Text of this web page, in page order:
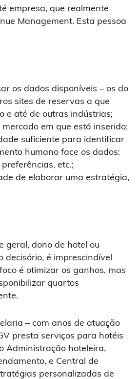
empresa, que realmente
Management. Esta pessoa
os dados disponíveis – os do
sites de reservas a que
e até de outras indústrias;
em que está inserido;
suficiente para identificar
humano face os dados:
etc.;
de elaborar uma estratégia,
geral, dono de hotel ou
decisório, é imprescindível
é otimizar os ganhos, mas
quartos
– com anos de atuação
presta serviços para hotéis
Administração hoteleira,
e Central de
personalizadas de